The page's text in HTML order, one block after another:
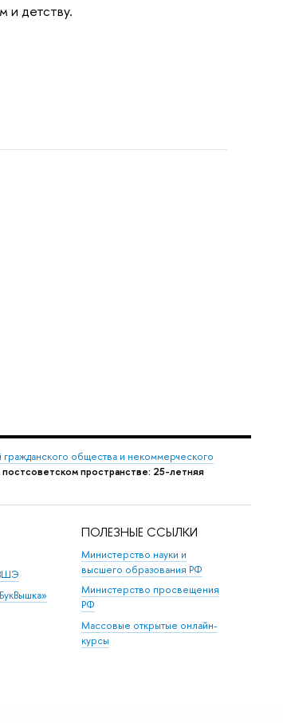
и детству.
общества и некоммерческого
пространстве: 25-летняя
ПОЛЕЗНЫЕ ССЫЛКИ
Министерство науки и
высшего образования РФ
Министерство просвещения
РФ
Массовые открытые онлайн-
курсы